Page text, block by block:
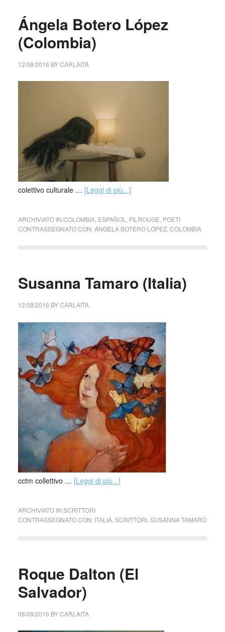
Ángela Botero López
(Colombia)
12/08/2016 BYCARLAITA
colettivo culturale … [Leggi di più...]
ARCHIVIATO IN:COLOMBIA, ESPAÑOL FILROUGE POETI
CONTRASSEGNATO CON:ÁNGELA BOTERO LÓPEZ, COLOMBIA
Susanna Tamaro (Italia)
12/08/2016 BYCARLAITA
cctm collettivo … [Leggi di più...]
ARCHIVIATO IN:SCRITTORI
CONTRASSEGNATO CON: ITALIA, SCRITTORI, SUSANNA TAMARO
Roque Dalton (El
Salvador)
08/08/2016 BYCARLAITA